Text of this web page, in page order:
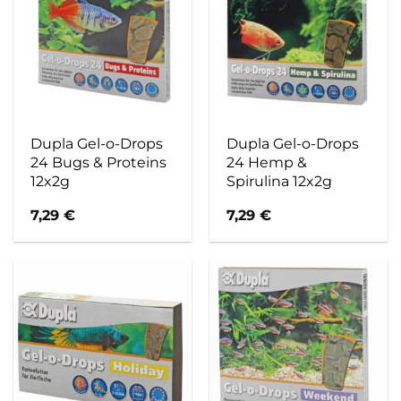
Dupla Gel-o-Drops
24 Bugs & Proteins
12x2g
7,29€
Dupla Gel-o-Drops
24 Hemp &
Spirulina 12x2g
7,29€